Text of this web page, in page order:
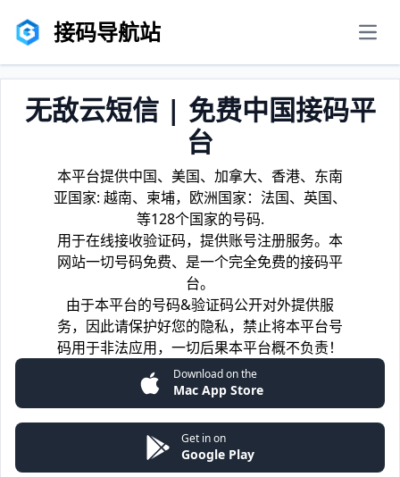
接码导航站
无敌云短信 | 免费中国接码平
台
本平台提供中国、美国、加拿大、香港、东南
亚国家: 越南、柬埔，欧洲国家：法国、英国、
等128个国家的号码.
用于在线接收验证码，提供账号注册服务。本
网站一切号码免费、是一个完全免费的接码平
台。
由于本平台的号码&验证码公开对外提供服
务，因此请保护好您的隐私，禁止将本平台号
码用于非法应用，一切后果本平台概不负责！
Download on the
Mac App Store
Get in on
Google Play